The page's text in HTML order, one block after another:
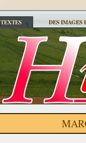
DES IMAGES